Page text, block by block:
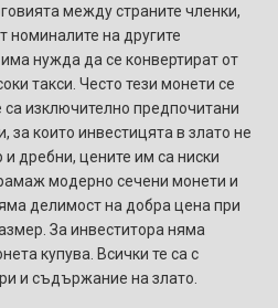
между страните членки,
номиналите на другите
нужда да се конвертират от
такси. Често тези монети се
изключително предпочитани
за които инвестицята в злато не
дребни, цените им са ниски
модерно сечени монети и
делимост на добра цена при
За инвеститора няма
купува. Всички те са с
и съдържание на злато.